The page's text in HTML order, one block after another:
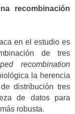
recombinación
en el estudio es
de tres
recombination
la herencia
distribución tres
de datos para
robusta.